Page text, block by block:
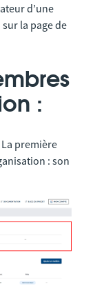
d’une
la page de
:
première
: son